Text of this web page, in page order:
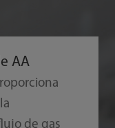
AA
de gas